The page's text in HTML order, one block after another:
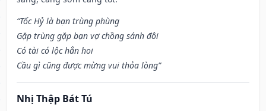
“Tốc Hỷ là bạn trùng phùng
Gặp trùng gặp bạn vợ chồng sánh đôi
Có tài có lộc hẳn hoi
Cầu gì cũng được mừng vui thỏa lòng”
Nhị Thập Bát Tú